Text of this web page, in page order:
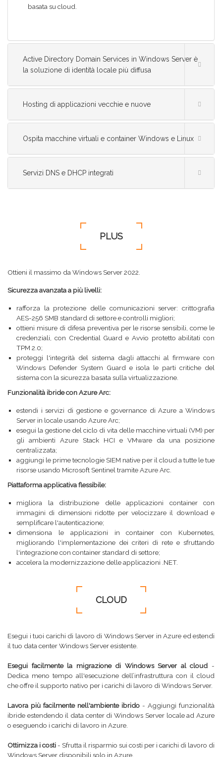
basata su cloud.
Active Directory Domain Services in Windows Server è
la soluzione di identità locale più diffusa
Hosting di applicazioni vecchie e nuove
Ospita macchine virtuali e container Windows e Linux
Servizi DNS e DHCP integrati
PLUS
Ottieni il massimo da Windows Server 2022.
Sicurezza avanzata a più livelli:
rafforza la protezione delle comunicazioni server: crittografia
AES-256 SMB standard di settore e controlli migliori;
ottieni misure di difesa preventiva per le risorse sensibili, come le
credenziali, con Credential Guard e Avvio protetto abilitati con
TPM 2.0;
proteggi l'integrità del sistema dagli attacchi al firmware con
Windows Defender System Guard e isola le parti critiche del
sistema con la sicurezza basata sulla virtualizzazione.
Funzionalità ibride con Azure Arc:
estendi i servizi di gestione e governance di Azure a Windows
Server in locale usando Azure Arc;
esegui la gestione del ciclo di vita delle macchine virtuali (VM) per
gli ambienti Azure Stack HCI e VMware da una posizione
centralizzata;
aggiungi le prime tecnologie SIEM native per il cloud a tutte le tue
risorse usando Microsoft Sentinel tramite Azure Arc.
Piattaforma applicativa flessibile:
migliora la distribuzione delle applicazioni container con
immagini di dimensioni ridotte per velocizzare il download e
semplificare l'autenticazione;
dimensiona le applicazioni in container con Kubernetes,
migliorando l'implementazione dei criteri di rete e sfruttando
l'integrazione con container standard di settore;
accelera la modernizzazione delle applicazioni .NET.
CLOUD
Esegui i tuoi carichi di lavoro di Windows Server in Azure ed estendi
il tuo data center Windows Server esistente.
Esegui facilmente la migrazione di Windows Server al cloud -
Dedica meno tempo all'esecuzione dell’infrastruttura con il cloud
che offre il supporto nativo per i carichi di lavoro di Windows Server.
Lavora più facilmente nell'ambiente ibrido - Aggiungi funzionalità
ibride estendendo il data center di Windows Server locale ad Azure
o eseguendo i carichi di lavoro in Azure.
Ottimizza i costi - Sfrutta il risparmio sui costi per i carichi di lavoro di
Windows Server disponibili solo in Azure.